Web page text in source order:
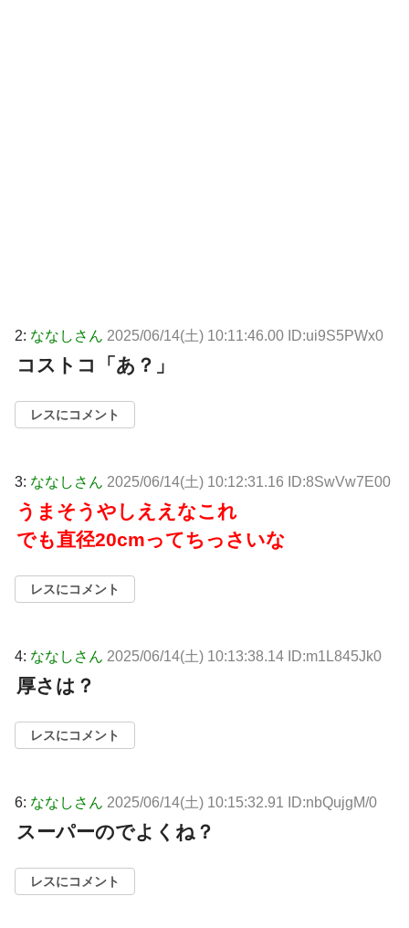
2: ななしさん 2025/06/14(土) 10:11:46.00 ID:ui9S5PWx0
コストコ「あ？」
レスにコメント
3: ななしさん 2025/06/14(土) 10:12:31.16 ID:8SwVw7E00
うまそうやしええなこれ
でも直径20cmってちっさいな
レスにコメント
4: ななしさん 2025/06/14(土) 10:13:38.14 ID:m1L845Jk0
厚さは？
レスにコメント
6: ななしさん 2025/06/14(土) 10:15:32.91 ID:nbQujgM/0
スーパーのでよくね？
レスにコメント